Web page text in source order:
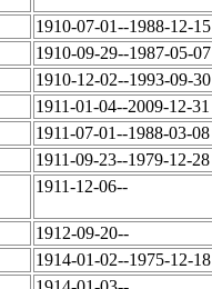
1910-07-01--1988-12-15
1910-09-29--1987-05-07
1910-12-02--1993-09-30
1911-01-04--2009-12-31
1911-07-01--1988-03-08
1911-09-23--1979-12-28
1911-12-06--
1912-09-20--
1914-01-02--1975-12-18